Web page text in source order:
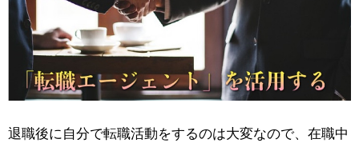
退職後に自分で転職活動をするのは大変なので、在職中